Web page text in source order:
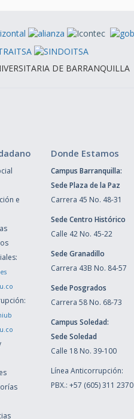
DE BARRANQUILLA
e
Donde Estamos
Campus Barranquilla:
Sede Plaza de la Paz
Carrera 45 No. 48-31
Sede Centro Histórico
Calle 42 No. 45-22
Sede Granadillo
Carrera 43B No. 84-57
Sede Posgrados
Carrera 58 No. 68-73
Campus Soledad:
Sede Soledad
Calle 18 No. 39-100
Línea Anticorrupción:
PBX.: +57 (605) 311 2370